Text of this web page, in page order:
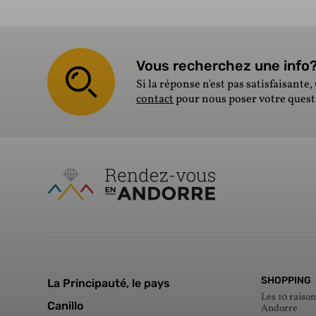
Vous recherchez une
Si la réponse n'est pas
contactpour nous poser votre
La Principauté, le pays
Canillo
SHOPPING
Les 10
Andorre